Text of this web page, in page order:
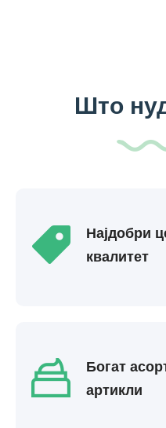
Што
Најдобри
квалитет
Богат
артикли